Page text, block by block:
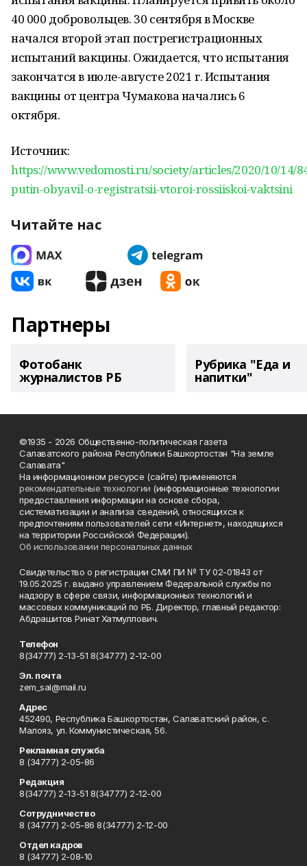
40 000 добровольцев. 30 сентября в Москве
начался второй этап пострегистрационных
испытаний вакцины. Ожидается, что испытания
закончатся в июле-августе 2021 г. Испытания
вакцины от центра Чумакова начались 6
октября.
Источник:
https://www.vedomosti.ru/society/articles/2020/10/14/
putin-obyavil-o-registratsii-vtoroi-rossiiskoi-vaktsini
Читайте нас
Партнеры
Фотобанк
журналистов РБ
Рубрика "Еда и
напитки"
©1935 - 2026 Общественно-политическая газета
Салаватского района Республики Башкортостан "На земле
Салавата"
На информационном ресурсе (сайте) применяются
рекомендательные технологии (информационные технологии
предоставления информации на основе сбора,
систематизации и анализа сведений, относящихся к
предпочтениям пользователей сети «Интернет», находящихся
на территории Российской Федерации).
Об использовании персональных данных
Свидетельство о регистрации СМИ ПИ № ТУ 02-01843 от
19.05.2025 г. выдано управлением Федеральной службы по
надзору в сфере связи, информационных технологий и
массовых коммуникаций по РБ. Директор, главный редактор:
Абдрашитов Ринат Хатмуллович.
Телефон
8(34777) 2-13-51 8(34777) 2-12-00
Эл. почта
zem_sal@mail.ru
Адрес
452490, Республика Башкортостан, Салаватский район, с.
Малояз, ул. Коммунистическая, 56.
Рекламная служба
8 (34777) 2-05-86
Редакция
8(34777) 2-13-51 8(34777) 2-12-00
Сотрудничество
8 (34777) 2-05-86 8(34777) 2-12-00
Отдел кадров
8 (34777) 2-08-10